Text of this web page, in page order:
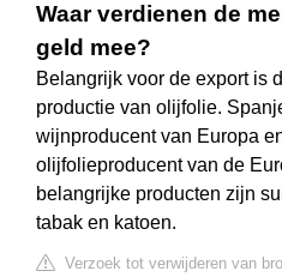
Waar verdienen de
geld mee?
Belangrijk voor de export is
productie van olijfolie.
wijnproducent van Europa
olijfolieproducent van de
belangrijke producten zijn
tabak en katoen.
Verzoek tot verwijderen van